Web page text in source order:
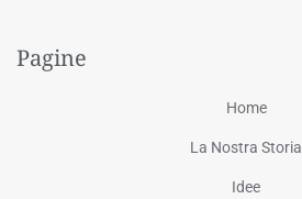
Pagine
Home
La Nostra Storia
Idee